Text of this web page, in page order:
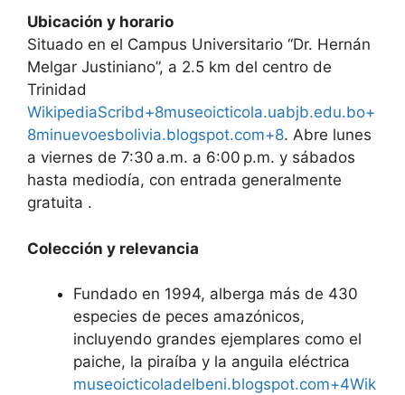
Ubicación y horario
Situado en el Campus Universitario “Dr. Hernán
Melgar Justiniano”, a 2.5 km del centro de
Trinidad
WikipediaScribd+8museoicticola.uabjb.edu.bo+
8minuevoesbolivia.blogspot.com+8. Abre lunes
a viernes de 7:30 a.m. a 6:00 p.m. y sábados
hasta mediodía, con entrada generalmente
gratuita .
Colección y relevancia
Fundado en 1994, alberga más de 430
especies de peces amazónicos,
incluyendo grandes ejemplares como el
paiche, la piraíba y la anguila eléctrica
museoicticoladelbeni.blogspot.com+4Wik